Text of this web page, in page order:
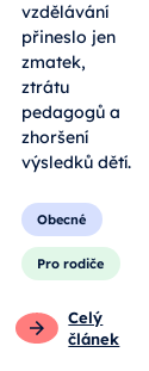
vzdělávání
přineslo jen
zmatek,
ztrátu
pedagogů a
zhoršení
výsledků dětí.
Obecné
Pro rodiče
Celý
článek